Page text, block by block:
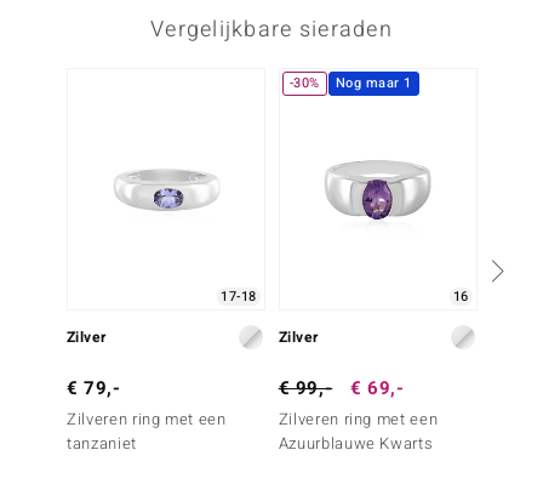
Vergelijkbare sieraden
17-18
Zilver
€ 79,-
Zilveren ring met een
tanzaniet
-30% Nog maar 1
16
Zilver
€ 99,- € 69,-
Zilveren ring met een
Azuurblauwe Kwarts